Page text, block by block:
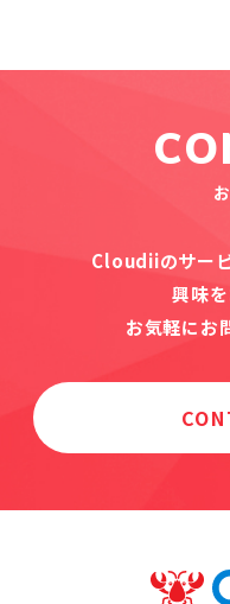
Cloudiiのサー
興味を
お気軽にお